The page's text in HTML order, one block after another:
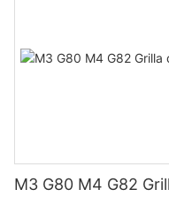
M3 G80 M4 G82